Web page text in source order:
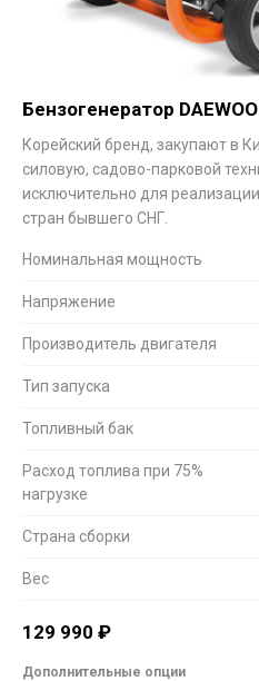
Бензогенератор
Корейский бренд, закупают в
силовую, садово-парковой
исключительно для
стран бывшего СНГ.
Номинальная мощность
Напряжение
Производитель двигателя
Тип запуска
Топливный бак
Расход топлива при 75%
нагрузке
Страна сборки
Вес
129 990 ₽
Дополнительные опции